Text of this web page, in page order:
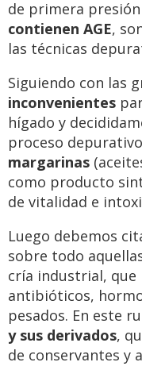
de primera
contienen AGE,
las técnicas
Siguiendo con las
inconvenientes
hígado y
proceso
margarinas
como producto
de vitalidad e
Luego debemos
sobre todo
cría industrial, que
antibióticos,
pesados. En este
y sus derivados,
de conservantes y